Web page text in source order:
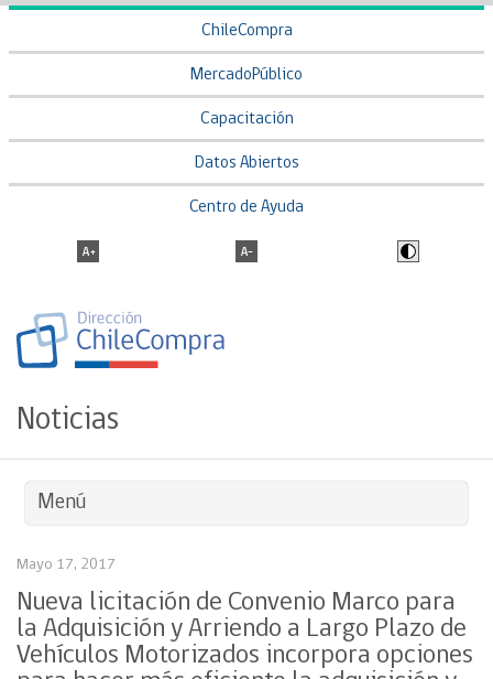
ChileCompra
MercadoPúblico
Capacitación
Datos Abiertos
Centro de Ayuda
Noticias
Menú
Mayo 17, 2017
Nueva licitación de Convenio Marco para
la Adquisición y Arriendo a Largo Plazo de
Vehículos Motorizados incorpora opciones